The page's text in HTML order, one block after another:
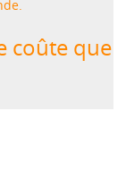
coûte que